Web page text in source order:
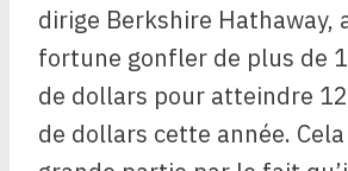
dirige Berkshire Hathaway,
fortune gonfler de plus de
de dollars pour atteindre
de dollars cette année. Cela